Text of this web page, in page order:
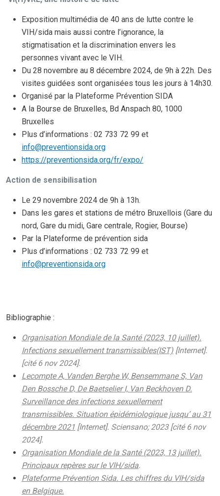
Exposition multimédia de 40 ans de lutte contre le
VIH/sida mais aussi contre l’ignorance, la
stigmatisation et la discrimination envers les
personnes vivant avec le VIH.
Du 28 novembre au 8 décembre 2024, de 9h à 22h. Des
visites guidées sont organisées tous les jours à 14h30.
Organisé par la Plateforme Prévention SIDA
A la Bourse de Bruxelles, Bd Anspach 80, 1000
Bruxelles
Plus d’informations : 02 733 72 99 et
info@preventionsida.org
https://preventionsida.org/fr/expo/
Action de sensibilisation
Le 29 novembre 2024 de 9h à 13h.
Dans les gares et stations de métro Bruxellois (Gare du
nord, Gare du midi, Gare centrale, Rogier, Bourse)
Par la Plateforme de prévention sida
Plus d’informations : 02 733 72 99 et
info@preventionsida.org
Bibliographie :
Organisation Mondiale de la Santé (2023, 10 juillet).
Infections sexuellement transmissibles(IST) [Internet].
[cité 6 nov 2024].
Lecompte A, Vanden Berghe W, Bensemmane S, Van
Den Bossche D, De Baetselier I, Van Beckhoven D.
Surveillance des infections sexuellement
transmissibles. Situation épidémiologique jusqu’ au 31
décembre 2021 [Internet]. Sciensano; 2023 [cité 6 nov
2024].
Organisation Mondiale de la Santé (2023, 13 juillet).
Principaux repères sur le VIH/sida.
Plateforme Prévention Sida. Les chiffres du VIH/sida
en Belgique.